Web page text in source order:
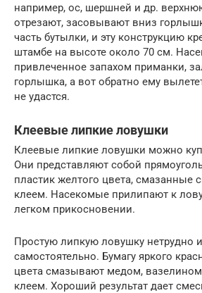
например, ос, шершней и др.
отрезают, засовывают вниз
часть бутылки, и эту конструкцию
штамбе на высоте около 70 см.
привлеченное запахом приманки,
горлышка, а вот обратно ему
не удастся.
Клеевые липкие ловушки
Клеевые липкие ловушки можно
Они представляют собой
пластик желтого цвета, смазанные
клеем. Насекомые прилипают к
легком прикосновении.
Простую липкую ловушку нетрудно
самостоятельно. Бумагу яркого
цвета смазывают медом,
клеем. Хороший результат дает